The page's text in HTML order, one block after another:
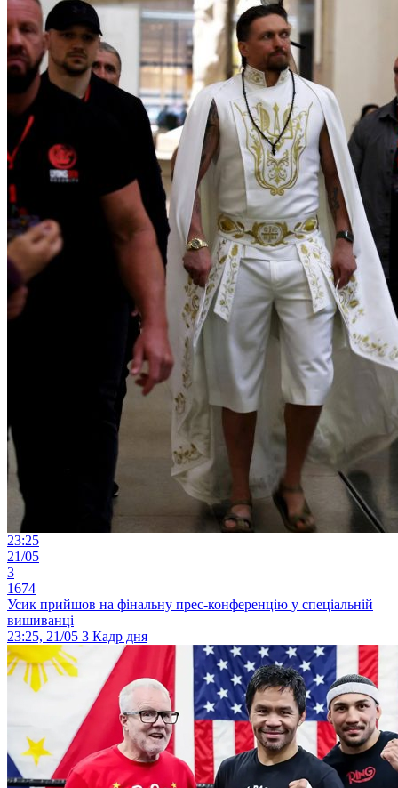
23:25
21/05
3
1674
Усик прийшов на фінальну прес-конференцію у спеціальній
вишиванці
23:25, 21/05 3 Кадр дня